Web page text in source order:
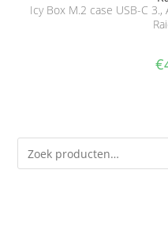
Icy Box M.2 case USB-C
€